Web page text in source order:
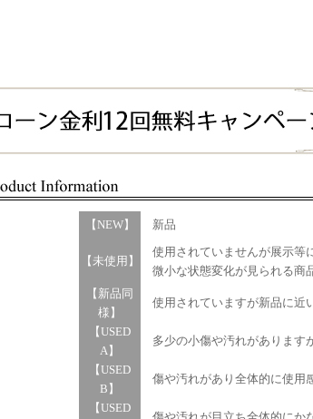
【NEW】 新品
【未使用】
使用されていませんが展示等
微小な状態変化が見られる商
【新品同
様】
使用されていますが新品に近
【USED
A】
多少の小傷や汚れがあります
【USED
B】
傷や汚れがあり全体的に使用
【USED